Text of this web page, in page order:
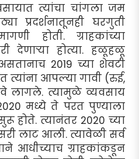
त्यांचा चांगला जम
प्रदर्शनातूनही घरगुती
होती. ग्राहकांच्या
देणार्‍या होत्या. हळूहळू
2019 च्या शेवटी
त्यांना आपल्या गावी (रुई,
लागले. त्यामुळे व्यवसाय
मध्ये ते परत पुण्याला
होते. त्यानंतर 2020 च्या
लाट आली. त्यावेळी सर्व
आधीच्याच ग्राहकांकडून